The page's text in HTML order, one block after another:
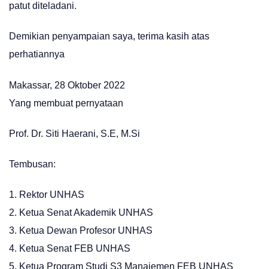
patut diteladani.
Demikian penyampaian saya, terima kasih atas
perhatiannya
Makassar, 28 Oktober 2022
Yang membuat pernyataan
Prof. Dr. Siti Haerani, S.E, M.Si
Tembusan:
1. Rektor UNHAS
2. Ketua Senat Akademik UNHAS
3. Ketua Dewan Profesor UNHAS
4. Ketua Senat FEB UNHAS
5. Ketua Program Studi S3 Manajemen FEB UNHAS